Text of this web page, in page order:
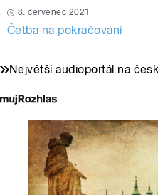
8. červenec 2021
Četba na pokračování
Největší audioportál na